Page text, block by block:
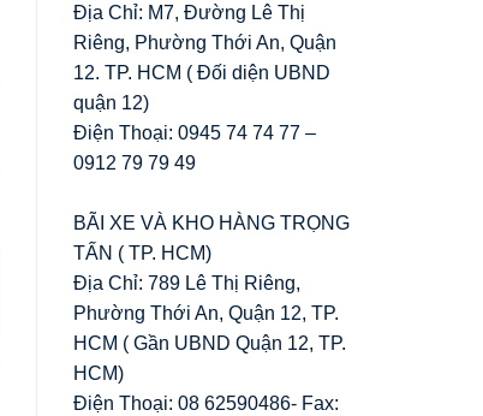
Địa Chỉ: M7, Đường Lê Thị
Riêng, Phường Thới An, Quận
12. TP. HCM ( Đối diện UBND
quận 12)
Điện Thoại: 0945 74 74 77 –
0912 79 79 49
BÃI XE VÀ KHO HÀNG TRỌNG
TẤN ( TP. HCM)
Địa Chỉ: 789 Lê Thị Riêng,
Phường Thới An, Quận 12, TP.
HCM ( Gần UBND Quận 12, TP.
HCM)
Điện Thoại: 08 62590486- Fax: